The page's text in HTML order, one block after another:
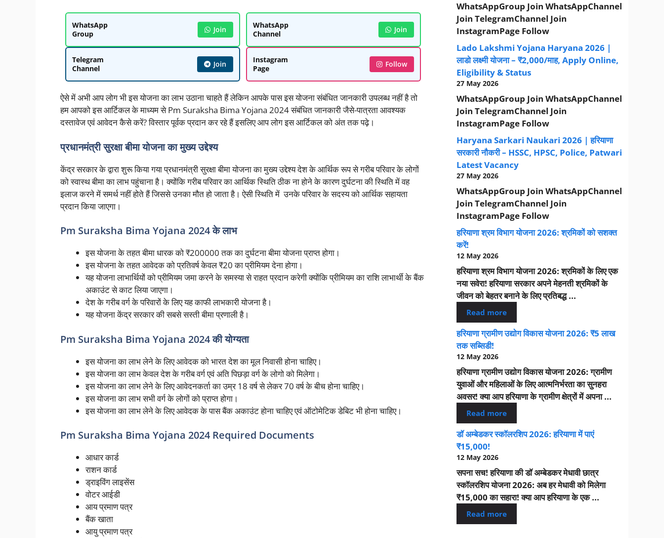
WhatsApp
Group
Join
WhatsApp
Channel
Join
Telegram
Channel
Join
Instagram
Page
Follow
ऐसे में अभी आप लोग भी इस योजना का लाभ उठाना चाहते हैं लेकिन आपके पास इस योजना संबंधित जानकारी उपलब्ध नहीं है तो
हम आपको इस आर्टिकल के माध्यम से Pm Suraksha Bima Yojana 2024 संबंधित जानकारी जैसे-पात्रता आवश्यक
दस्तावेज एवं आवेदन कैसे करें? विस्तार पूर्वक प्रदान कर रहे हैं इसलिए आप लोग इस आर्टिकल को अंत तक पढ़े।
प्रधानमंत्री सुरक्षा बीमा योजना का मुख्य उद्देश्य
केंद्र सरकार के द्वारा शुरू किया गया प्रधानमंत्री सुरक्षा बीमा योजना का मुख्य उद्देश्य देश के आर्थिक रूप से गरीब परिवार के लोगों
को स्वास्थ बीमा का लाभ पहुंचाना है। क्योंकि गरीब परिवार का आर्थिक स्थिति ठीक ना होने के कारण दुर्घटना की स्थिति में वह
इलाज करने में समर्थ नहीं होते हैं जिससे उनका मौत हो जाता है। ऐसी स्थिति में उनके परिवार के सदस्य को आर्थिक सहायता
प्रदान किया जाएगा।
Pm Suraksha Bima Yojana 2024 के लाभ
इस योजना के तहत बीमा धारक को ₹200000 तक का दुर्घटना बीमा योजना प्राप्त होगा।
इस योजना के तहत आवेदक को प्रतिवर्ष केवल ₹20 का प्रीमियम देना होगा।
यह योजना लाभार्थियों को प्रीमियम जमा करने के समस्या से राहत प्रदान करेगी क्योंकि प्रीमियम का राशि लाभार्थी के बैंक
अकाउंट से काट लिया जाएगा।
देश के गरीब वर्ग के परिवारों के लिए यह काफी लाभकारी योजना है।
यह योजना केंद्र सरकार की सबसे सस्ती बीमा प्रणाली है।
Pm Suraksha Bima Yojana 2024 की योग्यता
इस योजना का लाभ लेने के लिए आवेदक को भारत देश का मूल निवासी होना चाहिए।
इस योजना का लाभ केवल देश के गरीब वर्ग एवं अति पिछड़ा वर्ग के लोगो को मिलेगा।
इस योजना का लाभ लेने के लिए आवेदनकर्ता का उम्र 18 वर्ष से लेकर 70 वर्ष के बीच होना चाहिए।
इस योजना का लाभ सभी वर्ग के लोगों को प्राप्त होगा।
इस योजना का लाभ लेने के लिए आवेदक के पास बैंक अकाउंट होना चाहिए एवं ऑटोमेटिक डेबिट भी होना चाहिए।
Pm Suraksha Bima Yojana 2024 Required Documents
आधार कार्ड
राशन कार्ड
ड्राइविंग लाइसेंस
वोटर आईडी
आय प्रमाण पत्र
बैंक खाता
आयु प्रमाण पत्र
WhatsAppGroup Join WhatsAppChannel
Join TelegramChannel Join
InstagramPage Follow
Lado Lakshmi Yojana Haryana 2026 |
लाडो लक्ष्मी योजना – ₹2,000/माह, Apply Online,
Eligibility & Status
27 May 2026
WhatsAppGroup Join WhatsAppChannel
Join TelegramChannel Join
InstagramPage Follow
Haryana Sarkari Naukari 2026 | हरियाणा
सरकारी नौकरी – HSSC, HPSC, Police, Patwari
Latest Vacancy
27 May 2026
WhatsAppGroup Join WhatsAppChannel
Join TelegramChannel Join
InstagramPage Follow
हरियाणा श्रम विभाग योजना 2026: श्रमिकों को सशक्त
करें!
12 May 2026
हरियाणा श्रम विभाग योजना 2026: श्रमिकों के लिए एक
नया सवेरा! हरियाणा सरकार अपने मेहनती श्रमिकों के
जीवन को बेहतर बनाने के लिए प्रतिबद्ध ...
Read more
हरियाणा ग्रामीण उद्योग विकास योजना 2026: ₹5 लाख
तक सब्सिडी!
12 May 2026
हरियाणा ग्रामीण उद्योग विकास योजना 2026: ग्रामीण
युवाओं और महिलाओं के लिए आत्मनिर्भरता का सुनहरा
अवसर! क्या आप हरियाणा के ग्रामीण क्षेत्रों में अपना ...
Read more
डॉ अम्बेडकर स्कॉलरशिप 2026: हरियाणा में पाएं
₹15,000!
12 May 2026
सपना सच! हरियाणा की डॉ अम्बेडकर मेधावी छात्र
स्कॉलरशिप योजना 2026: अब हर मेधावी को मिलेगा
₹15,000 का सहारा! क्या आप हरियाणा के एक ...
Read more